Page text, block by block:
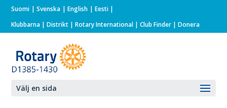
Suomi Svenska English
Eesti
Klubbarna |Distrikt |Rotary International | Club Finder | Donera
Välj en sida